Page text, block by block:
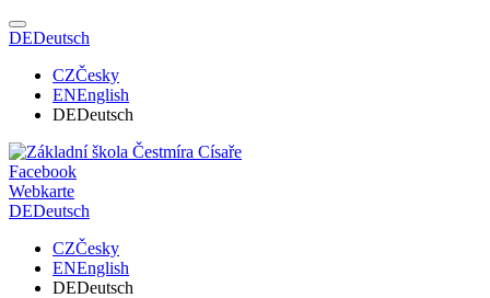
DEDeutsch
CZČesky
ENEnglish
DEDeutsch
Facebook
Webkarte
DEDeutsch
CZČesky
ENEnglish
DEDeutsch